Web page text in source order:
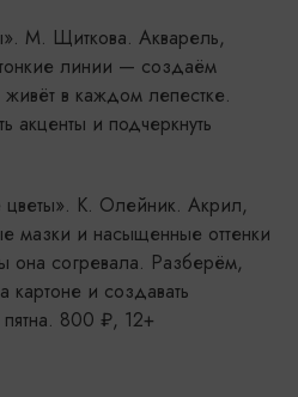
М. Щиткова. Акварель,
линии — создаём
живёт в каждом лепестке.
акценты и подчеркнуть
К. Олейник. Акрил,
мазки и насыщенные оттенки
она согревала. Разберём,
картоне и создавать
800 ₽, 12+